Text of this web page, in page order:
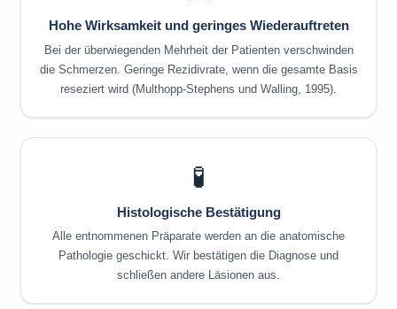
Hohe Wirksamkeit und geringes Wiederauftreten
Bei der überwiegenden Mehrheit der Patienten verschwinden
die Schmerzen. Geringe Rezidivrate, wenn die gesamte Basis
reseziert wird (Multhopp-Stephens und Walling, 1995).
🧪
Histologische Bestätigung
Alle entnommenen Präparate werden an die anatomische
Pathologie geschickt. Wir bestätigen die Diagnose und
schließen andere Läsionen aus.